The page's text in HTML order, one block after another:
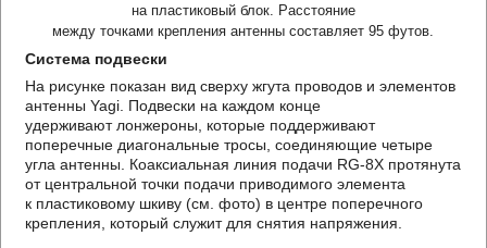
на пластиковый блок. Расстояние
между точками крепления антенны составляет 95 футов.
Система подвески
На рисунке показан вид сверху жгута проводов и элементов
антенны Yagi. Подвески на каждом конце
удерживают лонжероны, которые поддерживают
поперечные диагональные тросы, соединяющие четыре
угла антенны. Коаксиальная линия подачи RG-8X протянута
от центральной точки подачи приводимого элемента
к пластиковому шкиву (см. фото) в центре поперечного
крепления, который служит для снятия напряжения.